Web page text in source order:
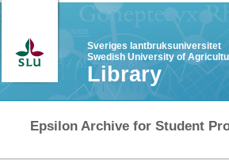
Sveriges lantbruksuniversitet
Swedish University of
Library
Epsilon Archive for Student